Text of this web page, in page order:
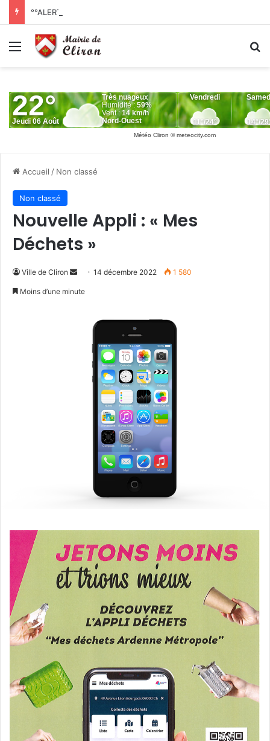
°°ALERTE SÉCHERESSE°°
Menu
Météo Cliron © meteocity.com
Accueil / Non classé
Non classé
Nouvelle Appli : « Mes
Déchets »
Ville de Cliron
Envoyer14 décembre 2022 1 580
Moins d’une minute